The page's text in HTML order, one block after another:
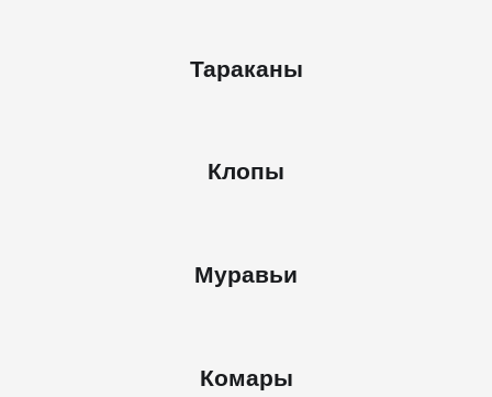
Тараканы
Клопы
Муравьи
Комары